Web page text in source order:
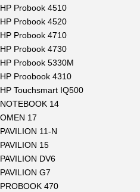
HP Probook 4510
HP Probook 4520
HP Probook 4710
HP Probook 4730
HP Probook 5330M
HP Proobook 4310
HP Touchsmart IQ500
NOTEBOOK 14
OMEN 17
PAVILION 11-N
PAVILION 15
PAVILION DV6
PAVILION G7
PROBOOK 470